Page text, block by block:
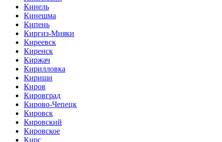
Кинель
Кинешма
Кипень
Киргиз-Мияки
Киреевск
Киренск
Киржач
Кирилловка
Кириши
Киров
Кировград
Кирово-Чепецк
Кировск
Кировский
Кировское
Кирс